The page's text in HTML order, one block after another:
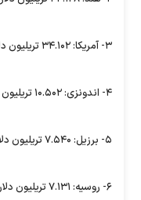
۳- آمریکا: ۳۴.۱۰۲ تریلیون دلار
۴- اندونزی: ۱۰.۵۰۲ تریلیون دلار
۵- برزیل: ۷.۵۴۰ تریلیون دلار
۶- روسیه: ۷.۱۳۱ تریلیون دلار